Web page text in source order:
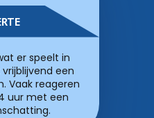
er speelt in
een
Vaak reageren
uur met een